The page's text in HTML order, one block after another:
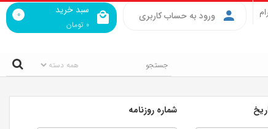
سبد خرید
0 تومان
0 ورود به حساب کاربری
شماره روزنامه